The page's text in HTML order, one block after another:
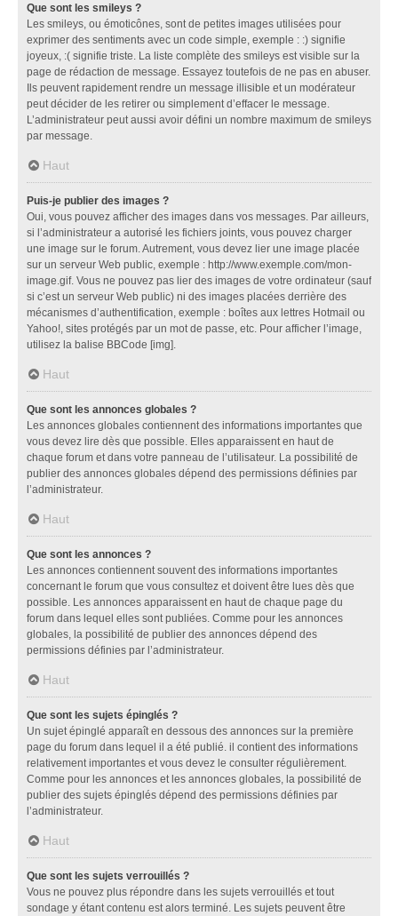
Que sont les smileys ?
Les smileys, ou émoticônes, sont de petites images utilisées pour
exprimer des sentiments avec un code simple, exemple : :) signifie
joyeux, :( signifie triste. La liste complète des smileys est visible sur la
page de rédaction de message. Essayez toutefois de ne pas en abuser.
Ils peuvent rapidement rendre un message illisible et un modérateur
peut décider de les retirer ou simplement d’effacer le message.
L’administrateur peut aussi avoir défini un nombre maximum de smileys
par message.
Haut
Puis-je publier des images ?
Oui, vous pouvez afficher des images dans vos messages. Par ailleurs,
si l’administrateur a autorisé les fichiers joints, vous pouvez charger
une image sur le forum. Autrement, vous devez lier une image placée
sur un serveur Web public, exemple : http://www.exemple.com/mon-
image.gif. Vous ne pouvez pas lier des images de votre ordinateur (sauf
si c’est un serveur Web public) ni des images placées derrière des
mécanismes d’authentification, exemple : boîtes aux lettres Hotmail ou
Yahoo!, sites protégés par un mot de passe, etc. Pour afficher l’image,
utilisez la balise BBCode [img].
Haut
Que sont les annonces globales ?
Les annonces globales contiennent des informations importantes que
vous devez lire dès que possible. Elles apparaissent en haut de
chaque forum et dans votre panneau de l’utilisateur. La possibilité de
publier des annonces globales dépend des permissions définies par
l’administrateur.
Haut
Que sont les annonces ?
Les annonces contiennent souvent des informations importantes
concernant le forum que vous consultez et doivent être lues dès que
possible. Les annonces apparaissent en haut de chaque page du
forum dans lequel elles sont publiées. Comme pour les annonces
globales, la possibilité de publier des annonces dépend des
permissions définies par l’administrateur.
Haut
Que sont les sujets épinglés ?
Un sujet épinglé apparaît en dessous des annonces sur la première
page du forum dans lequel il a été publié. il contient des informations
relativement importantes et vous devez le consulter régulièrement.
Comme pour les annonces et les annonces globales, la possibilité de
publier des sujets épinglés dépend des permissions définies par
l’administrateur.
Haut
Que sont les sujets verrouillés ?
Vous ne pouvez plus répondre dans les sujets verrouillés et tout
sondage y étant contenu est alors terminé. Les sujets peuvent être